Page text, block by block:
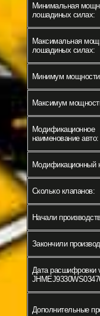
Минимальная
лошадиных силах:
Максимальная
лошадиных силах:
Минимум
Максимум
Модификационное
наименование авто:
Модификационный
Сколько клапанов:
Начали
Закончили
Дата расшифровки
Дополнительные